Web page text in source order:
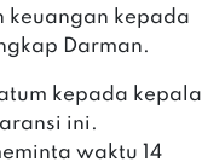
keuangan kepada
Darman.
kepada kepala
ini.
waktu 14